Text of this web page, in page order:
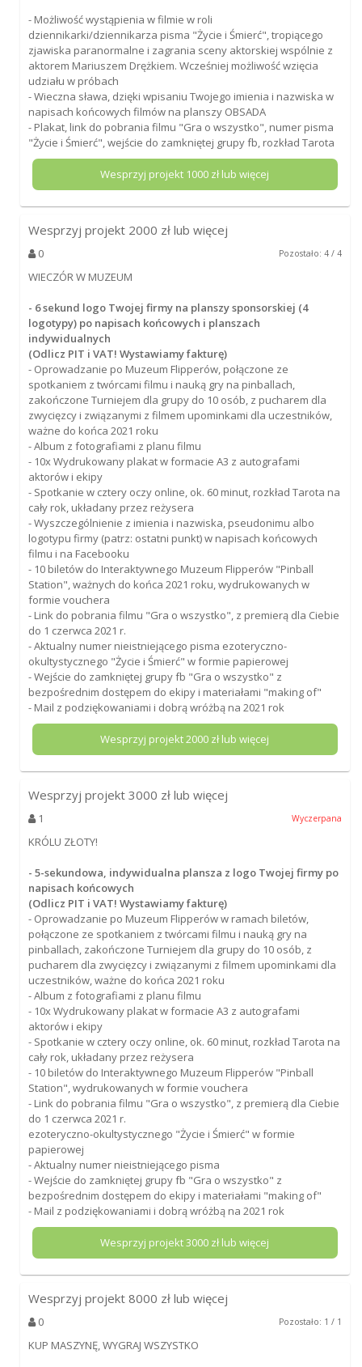
- Możliwość wystąpienia w filmie w roli
dziennikarki/dziennikarza pisma "Życie i Śmierć", tropiącego
zjawiska paranormalne i zagrania sceny aktorskiej wspólnie z
aktorem Mariuszem Drężkiem. Wcześniej możliwość wzięcia
udziału w próbach
- Wieczna sława, dzięki wpisaniu Twojego imienia i nazwiska w
napisach końcowych filmów na planszy OBSADA
- Plakat, link do pobrania filmu "Gra o wszystko", numer pisma
"Życie i Śmierć", wejście do zamkniętej grupy fb, rozkład Tarota
Wesprzyj projekt 1000 zł lub więcej
Wesprzyj projekt 2000 zł lub więcej
0 Pozostało: 4 / 4
WIECZÓR W MUZEUM
- 6 sekund logo Twojej firmy na planszy sponsorskiej (4
logotypy) po napisach końcowych i planszach
indywidualnych
(Odlicz PIT i VAT! Wystawiamy fakturę)
- Oprowadzanie po Muzeum Flipperów, połączone ze
spotkaniem z twórcami filmu i nauką gry na pinballach,
zakończone Turniejem dla grupy do 10 osób, z pucharem dla
zwycięzcy i związanymi z filmem upominkami dla uczestników,
ważne do końca 2021 roku
- Album z fotografiami z planu filmu
- 10x Wydrukowany plakat w formacie A3 z autografami
aktorów i ekipy
- Spotkanie w cztery oczy online, ok. 60 minut, rozkład Tarota na
cały rok, układany przez reżysera
- Wyszczególnienie z imienia i nazwiska, pseudonimu albo
logotypu firmy (patrz: ostatni punkt) w napisach końcowych
filmu i na Facebooku
- 10 biletów do Interaktywnego Muzeum Flipperów "Pinball
Station", ważnych do końca 2021 roku, wydrukowanych w
formie vouchera
- Link do pobrania filmu "Gra o wszystko", z premierą dla Ciebie
do 1 czerwca 2021 r.
- Aktualny numer nieistniejącego pisma ezoteryczno-
okultystycznego "Życie i Śmierć" w formie papierowej
- Wejście do zamkniętej grupy fb "Gra o wszystko" z
bezpośrednim dostępem do ekipy i materiałami "making of"
- Mail z podziękowaniami i dobrą wróżbą na 2021 rok
Wesprzyj projekt2000 zł lub więcej
Wesprzyj projekt 3000 zł lub więcej
1 Wyczerpana
KRÓLU ZŁOTY!
- 5-sekundowa, indywidualna plansza z logo Twojej firmy po
napisach końcowych
(Odlicz PIT i VAT! Wystawiamy fakturę)
- Oprowadzanie po Muzeum Flipperów w ramach biletów,
połączone ze spotkaniem z twórcami filmu i nauką gry na
pinballach, zakończone Turniejem dla grupy do 10 osób, z
pucharem dla zwycięzcy i związanymi z filmem upominkami dla
uczestników, ważne do końca 2021 roku
- Album z fotografiami z planu filmu
- 10x Wydrukowany plakat w formacie A3 z autografami
aktorów i ekipy
- Spotkanie w cztery oczy online, ok. 60 minut, rozkład Tarota na
cały rok, układany przez reżysera
- 10 biletów do Interaktywnego Muzeum Flipperów "Pinball
Station", wydrukowanych w formie vouchera
- Link do pobrania filmu "Gra o wszystko", z premierą dla Ciebie
do 1 czerwca 2021 r.
ezoteryczno-okultystycznego "Życie i Śmierć" w formie
papierowej
- Aktualny numer nieistniejącego pisma
- Wejście do zamkniętej grupy fb "Gra o wszystko" z
bezpośrednim dostępem do ekipy i materiałami "making of"
- Mail z podziękowaniami i dobrą wróżbą na 2021 rok
Wesprzyj projekt3000 zł lub więcej
Wesprzyj projekt 8000 zł lub więcej
0 Pozostało: 1 / 1
KUP MASZYNĘ, WYGRAJ WSZYSTKO